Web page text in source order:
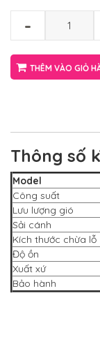
-
THÊM VÀO GIỎ
Thông số
Model
Công suất
Lưu lượng gió
Sải cánh
Kích thước chừa lỗ
Độ ồn
Xuất xứ
Bảo hành